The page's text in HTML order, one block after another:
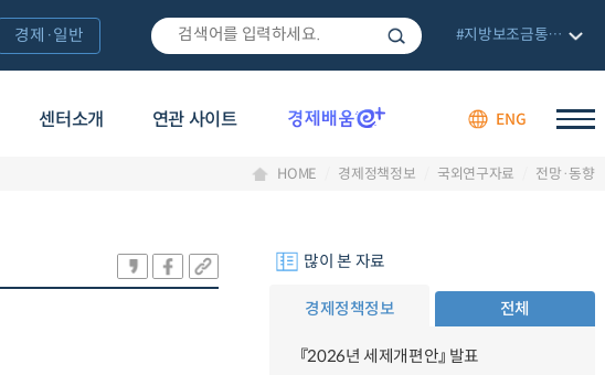
센터소개 연관 사이트 ENG
경제·일반 #지방보조금통합관리망
HOME 경제정책정보 국외연구자료 전망·동향
많이 본 자료
경제정책정보 전체
『2026년 세제개편안』 발표